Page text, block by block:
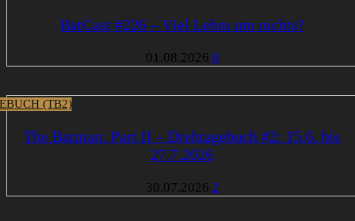
BatCast #226 – Viel Lehm um nichts?
01.08.2026 0
(TB2)
The Batman: Part II – Drehtagebuch #2: 15.6. bis
27.7.2026
30.07.2026 2